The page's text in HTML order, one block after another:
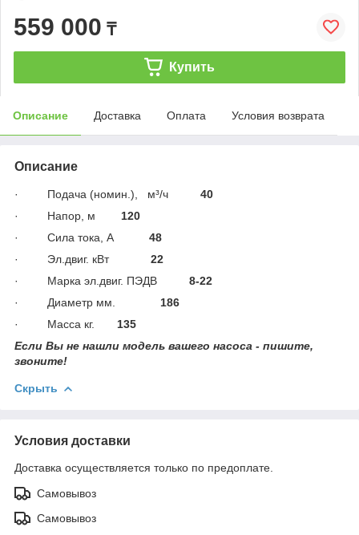
559 000 ₸
Купить
Описание Доставка Оплата Условия возврата
Описание
· Подача (номин.), м³/ч 40
· Напор, м 120
· Сила тока, А
48
· Эл.двиг. кВт
22
· Марка эл.двиг. ПЭДВ 8-22
· Диаметр мм. 186
· Масса кг. 135
Если Вы не нашли модель вашего насоса - пишите,
звоните!
Скрыть
Условия доставки
Доставка осуществляется только по предоплате.
Самовывоз
Самовывоз